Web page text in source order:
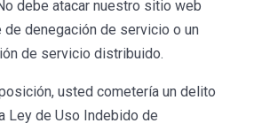
debe atacar nuestro sitio web
de denegación de servicio o un
de servicio distribuido.
usted cometería un delito
Ley de Uso Indebido de